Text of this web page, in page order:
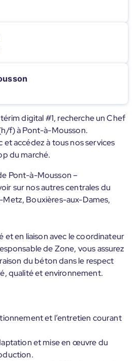
digital #1, recherche un Chef
f) à Pont-à-Mousson.
et accédez à tous nos services
du marché.
Pont-à-Mousson –
sur nos autres centrales du
Bouxières-aux-Dames,
et en liaison avec le coordinateur
de Zone, vous assurez
du béton dans le respect
qualité et environnement.
et l’entretien courant
et mise en œuvre du